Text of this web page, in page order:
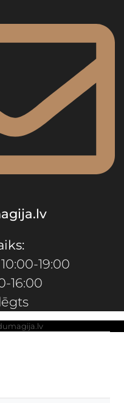
19:00
16:00